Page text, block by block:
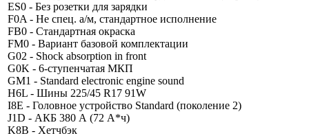
ES0 - Без розетки для зарядки
F0A - Не спец. а/м, стандартное исполнение
FB0 - Стандартная окраска
FM0 - Вариант базовой комплектации
G02 - Shock absorption in front
G0K - 6-ступенчатая МКП
GM1 - Standard electronic engine sound
H6L - Шины 225/45 R17 91W
I8E - Головное устройство Standard (поколение 2)
J1D - АКБ 380 А (72 А*ч)
K8B - Хетчбэк